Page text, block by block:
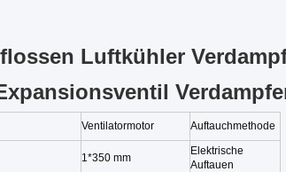
Luftkühler
Ventilatormotor Auftauchmethode
1*350 mm
Elektrische
Auftauen